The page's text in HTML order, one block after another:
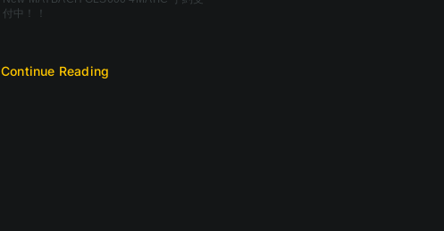
付中！！
Continue Reading